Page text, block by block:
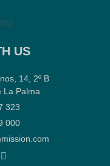
US
14, 2º B
La Palma
323
000